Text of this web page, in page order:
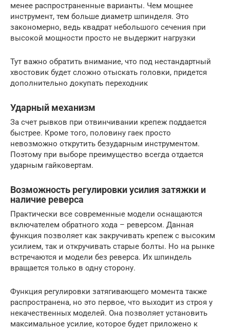
менее распространенные варианты. Чем мощнее
инструмент, тем больше диаметр шпинделя. Это
закономерно, ведь квадрат небольшого сечения при
высокой мощности просто не выдержит нагрузки
Тут важно обратить внимание, что под нестандартный
хвостовик будет сложно отыскать головки, придется
дополнительно докупать переходник
Ударный механизм
За счет рывков при отвинчивании крепеж поддается
быстрее. Кроме того, половину гаек просто
невозможно открутить безударным инструментом.
Поэтому при выборе преимущество всегда отдается
ударным гайковертам.
Возможность регулировки усилия затяжки и
наличие реверса
Практически все современные модели оснащаются
включателем обратного хода – реверсом. Данная
функция позволяет как закручивать крепеж с высоким
усилием, так и откручивать старые болты. Но на рынке
встречаются и модели без реверса. Их шпиндель
вращается только в одну сторону.
Функция регулировки затягивающего момента также
распространена, но это первое, что выходит из строя у
некачественных моделей. Она позволяет установить
максимальное усилие, которое будет приложено к